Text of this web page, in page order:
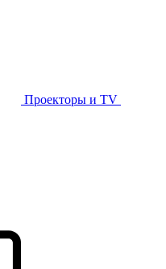
Проекторы и TV